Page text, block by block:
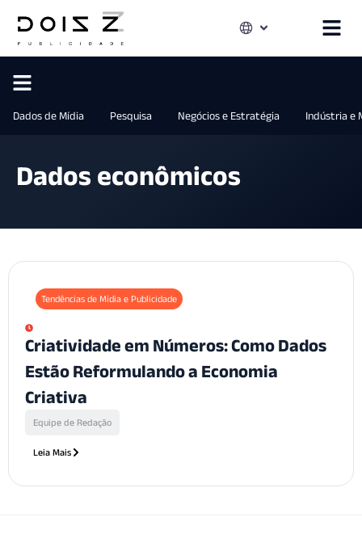
Dados de Mídia Pesquisa Negócios e Estratégia Indústria e
Dados econômicos
Tendências de Mídia e Publicidade
Criatividade em Números: Como Dados
Estão Reformulando a Economia
Criativa
Equipe de Redação
Leia Mais